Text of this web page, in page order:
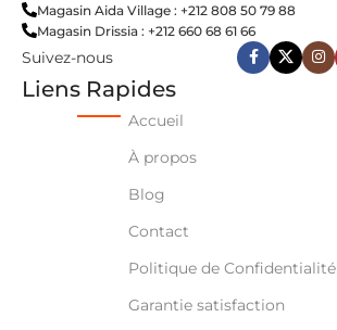
Magasin Aida Village : +212 808 50 79 88
Magasin Drissia : +212 660 68 61 66
Suivez-nous
Liens Rapides
Accueil
À propos
Blog
Contact
Politique de Confidentialité
Garantie satisfaction